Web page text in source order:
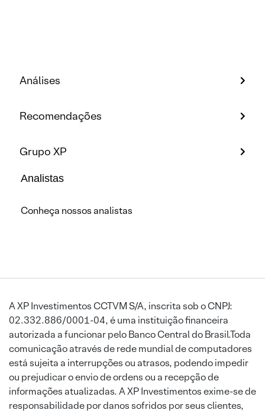
Análises
Recomendações
Grupo XP
Analistas
Conheça nossos analistas
A XP Investimentos CCTVM S/A, inscrita sob o CNPJ:
02.332.886/0001-04, é uma instituição financeira
autorizada a funcionar pelo Banco Central do Brasil.Toda
comunicação através de rede mundial de computadores
está sujeita a interrupções ou atrasos, podendo impedir
ou prejudicar o envio de ordens ou a recepção de
informações atualizadas. A XP Investimentos exime-se de
responsabilidade por danos sofridos por seus clientes,